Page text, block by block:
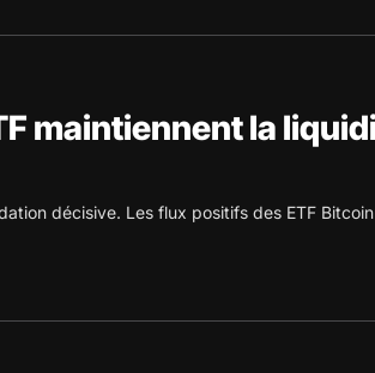
maintiennent la
décisive. Les flux positifs des ETF